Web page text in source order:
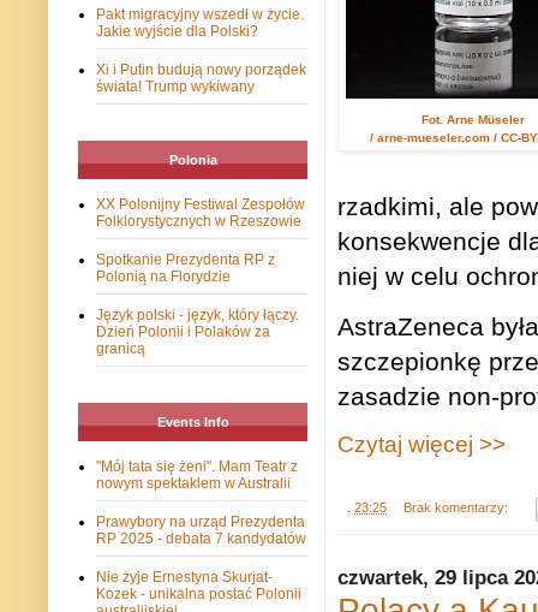
Fot. Arne Müseler
/ arne-mueseler.com / CC-
rzadkimi, ale
konsekwencje
niej w celu
AstraZeneca
szczepionkę
zasadzie non-
Czytaj więcej >>
23:25 Brak komentarzy:
czwartek, 29 lipca
Pakt migracyjny wszedł w życie.
Jakie wyjście dla Polski?
Xi i Putin budują nowy porządek
świata! Trump wykiwany
Polonia
XX Polonijny Festiwal Zespołów
Folklorystycznych w Rzeszowie
Spotkanie Prezydenta RP z
Polonią na Florydzie
Język polski - język, który łączy.
Dzień Polonii i Polaków za
granicą
Events Info
"Mój tata się żeni". Mam Teatr z
nowym spektaklem w Australii
Prawybory na urząd Prezydenta
RP 2025 - debata 7 kandydatów
Nie żyje Ernestyna Skurjat-
Kozek - unikalna postać Polonii